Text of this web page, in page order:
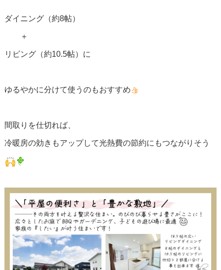
ダイニング（約8帖）
＋
リビング（約10.5帖）に
ゆるやかに分けて使うのもおすすめ
間取りを仕切れば、
冷暖房の効きもアップして光熱費の節約にもつながりそう